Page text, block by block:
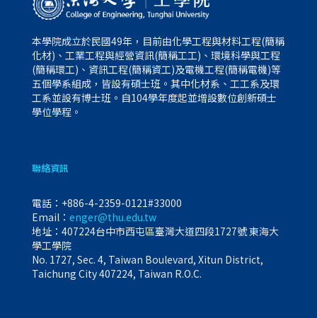
本學院成立於民國49年，目前由化學工程與材料工程(簡稱
化材)、工業工程與經營資訊(簡稱工工)、環境科學與工程
(簡稱環工)、資訊工程(簡稱資工)及電機工程(簡稱電機)等
五個學系組成，皆設有碩士班。其中化材系、工工系及環
工系並設有博士班。自104學年度起並增設數位創新碩士
學位學程。
聯絡資訊
電話： +886-4-2359-0121#33000
Email： enger@thu.edu.tw
地址：407224台中市西屯區臺灣大道四段1727號 東海大
學工學院
No. 1727, Sec. 4, Taiwan Boulevard, Xitun District,
Taichung City 407224, Taiwan R.O.C.